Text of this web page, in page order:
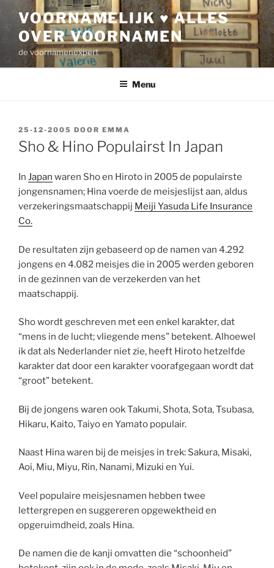
inhoud
VOORNAMELIJK ♥ ALLES
OVER VOORNAMEN
de voornamenexpert
Menu
GEPLAATST
OP
25-12-2005 DOOR EMMA
Sho & Hino Populairst In Japan
In Japan waren Sho en Hiroto in 2005 de populairste
jongensnamen; Hina voerde de meisjeslijst aan, aldus
verzekeringsmaatschappij Meiji Yasuda Life Insurance
Co.
De resultaten zijn gebaseerd op de namen van 4.292
jongens en 4.082 meisjes die in 2005 werden geboren
in de gezinnen van de verzekerden van het
maatschappij.
Sho wordt geschreven met een enkel karakter, dat
“mens in de lucht; vliegende mens” betekent. Alhoewel
ik dat als Nederlander niet zie, heeft Hiroto hetzelfde
karakter dat door een karakter voorafgegaan wordt dat
“groot” betekent.
Bij de jongens waren ook Takumi, Shota, Sota, Tsubasa,
Hikaru, Kaito, Taiyo en Yamato populair.
Naast Hina waren bij de meisjes in trek: Sakura, Misaki,
Aoi, Miu, Miyu, Rin, Nanami, Mizuki en Yui.
Veel populaire meisjesnamen hebben twee
lettergrepen en suggereren opgewektheid en
opgeruimdheid, zoals Hina.
De namen die de kanji omvatten die “schoonheid”